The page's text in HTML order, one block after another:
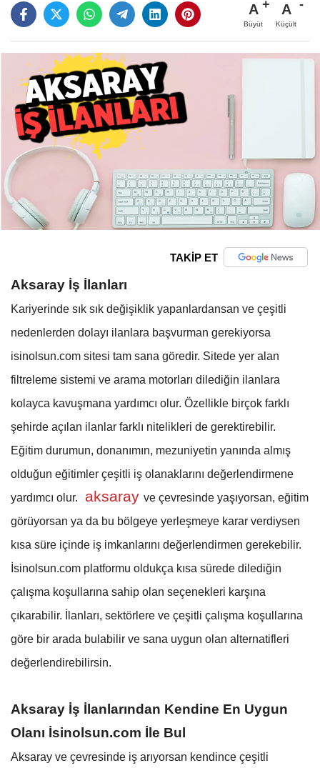
A
Büyüt
A
Küçült
TAKİP ET
Aksaray İş İlanları
Kariyerinde sık sık değişiklik yapanlardansan ve çeşitli
nedenlerden dolayı ilanlara başvurman gerekiyorsa
isinolsun.com sitesi tam sana göredir. Sitede yer alan
filtreleme sistemi ve arama motorları dilediğin ilanlara
kolayca kavuşmana yardımcı olur. Özellikle birçok farklı
şehirde açılan ilanlar farklı nitelikleri de gerektirebilir.
Eğitim durumun, donanımın, mezuniyetin yanında almış
olduğun eğitimler çeşitli iş olanaklarını değerlendirmene
yardımcı olur.
aksaray ve çevresinde yaşıyorsan, eğitim
görüyorsan ya da bu bölgeye yerleşmeye karar verdiysen
kısa süre içinde iş imkanlarını değerlendirmen gerekebilir.
İsinolsun.com platformu oldukça kısa sürede dilediğin
çalışma koşullarına sahip olan seçenekleri karşına
çıkarabilir. İlanları, sektörlere ve çeşitli çalışma koşullarına
göre bir arada bulabilir ve sana uygun olan alternatifleri
değerlendirebilirsin.
Aksaray İş İlanlarından Kendine En Uygun
Olanı İsinolsun.com İle Bul
Aksaray ve çevresinde iş arıyorsan kendince çeşitli